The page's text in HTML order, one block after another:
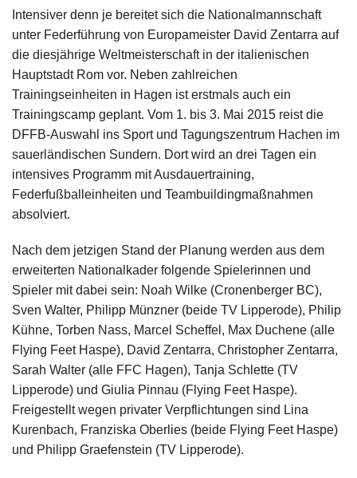
Intensiver denn je bereitet sich die Nationalmannschaft
unter Federführung von Europameister David Zentarra auf
die diesjährige Weltmeisterschaft in der italienischen
Hauptstadt Rom vor. Neben zahlreichen
Trainingseinheiten in Hagen ist erstmals auch ein
Trainingscamp geplant. Vom 1. bis 3. Mai 2015 reist die
DFFB-Auswahl ins Sport und Tagungszentrum Hachen im
sauerländischen Sundern. Dort wird an drei Tagen ein
intensives Programm mit Ausdauertraining,
Federfußballeinheiten und Teambuildingmaßnahmen
absolviert.
Nach dem jetzigen Stand der Planung werden aus dem
erweiterten Nationalkader folgende Spielerinnen und
Spieler mit dabei sein: Noah Wilke (Cronenberger BC),
Sven Walter, Philipp Münzner (beide TV Lipperode), Philip
Kühne, Torben Nass, Marcel Scheffel, Max Duchene (alle
Flying Feet Haspe), David Zentarra, Christopher Zentarra,
Sarah Walter (alle FFC Hagen), Tanja Schlette (TV
Lipperode) und Giulia Pinnau (Flying Feet Haspe).
Freigestellt wegen privater Verpflichtungen sind Lina
Kurenbach, Franziska Oberlies (beide Flying Feet Haspe)
und Philipp Graefenstein (TV Lipperode).